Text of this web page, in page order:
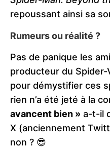
repoussant ainsi sa
Rumeurs ou réalité ?
Pas de panique les
producteur du Spider-
pour démystifier ces
rien n’a été jeté à la
avancent bien » a-t-il
X (anciennement
non ? 😎